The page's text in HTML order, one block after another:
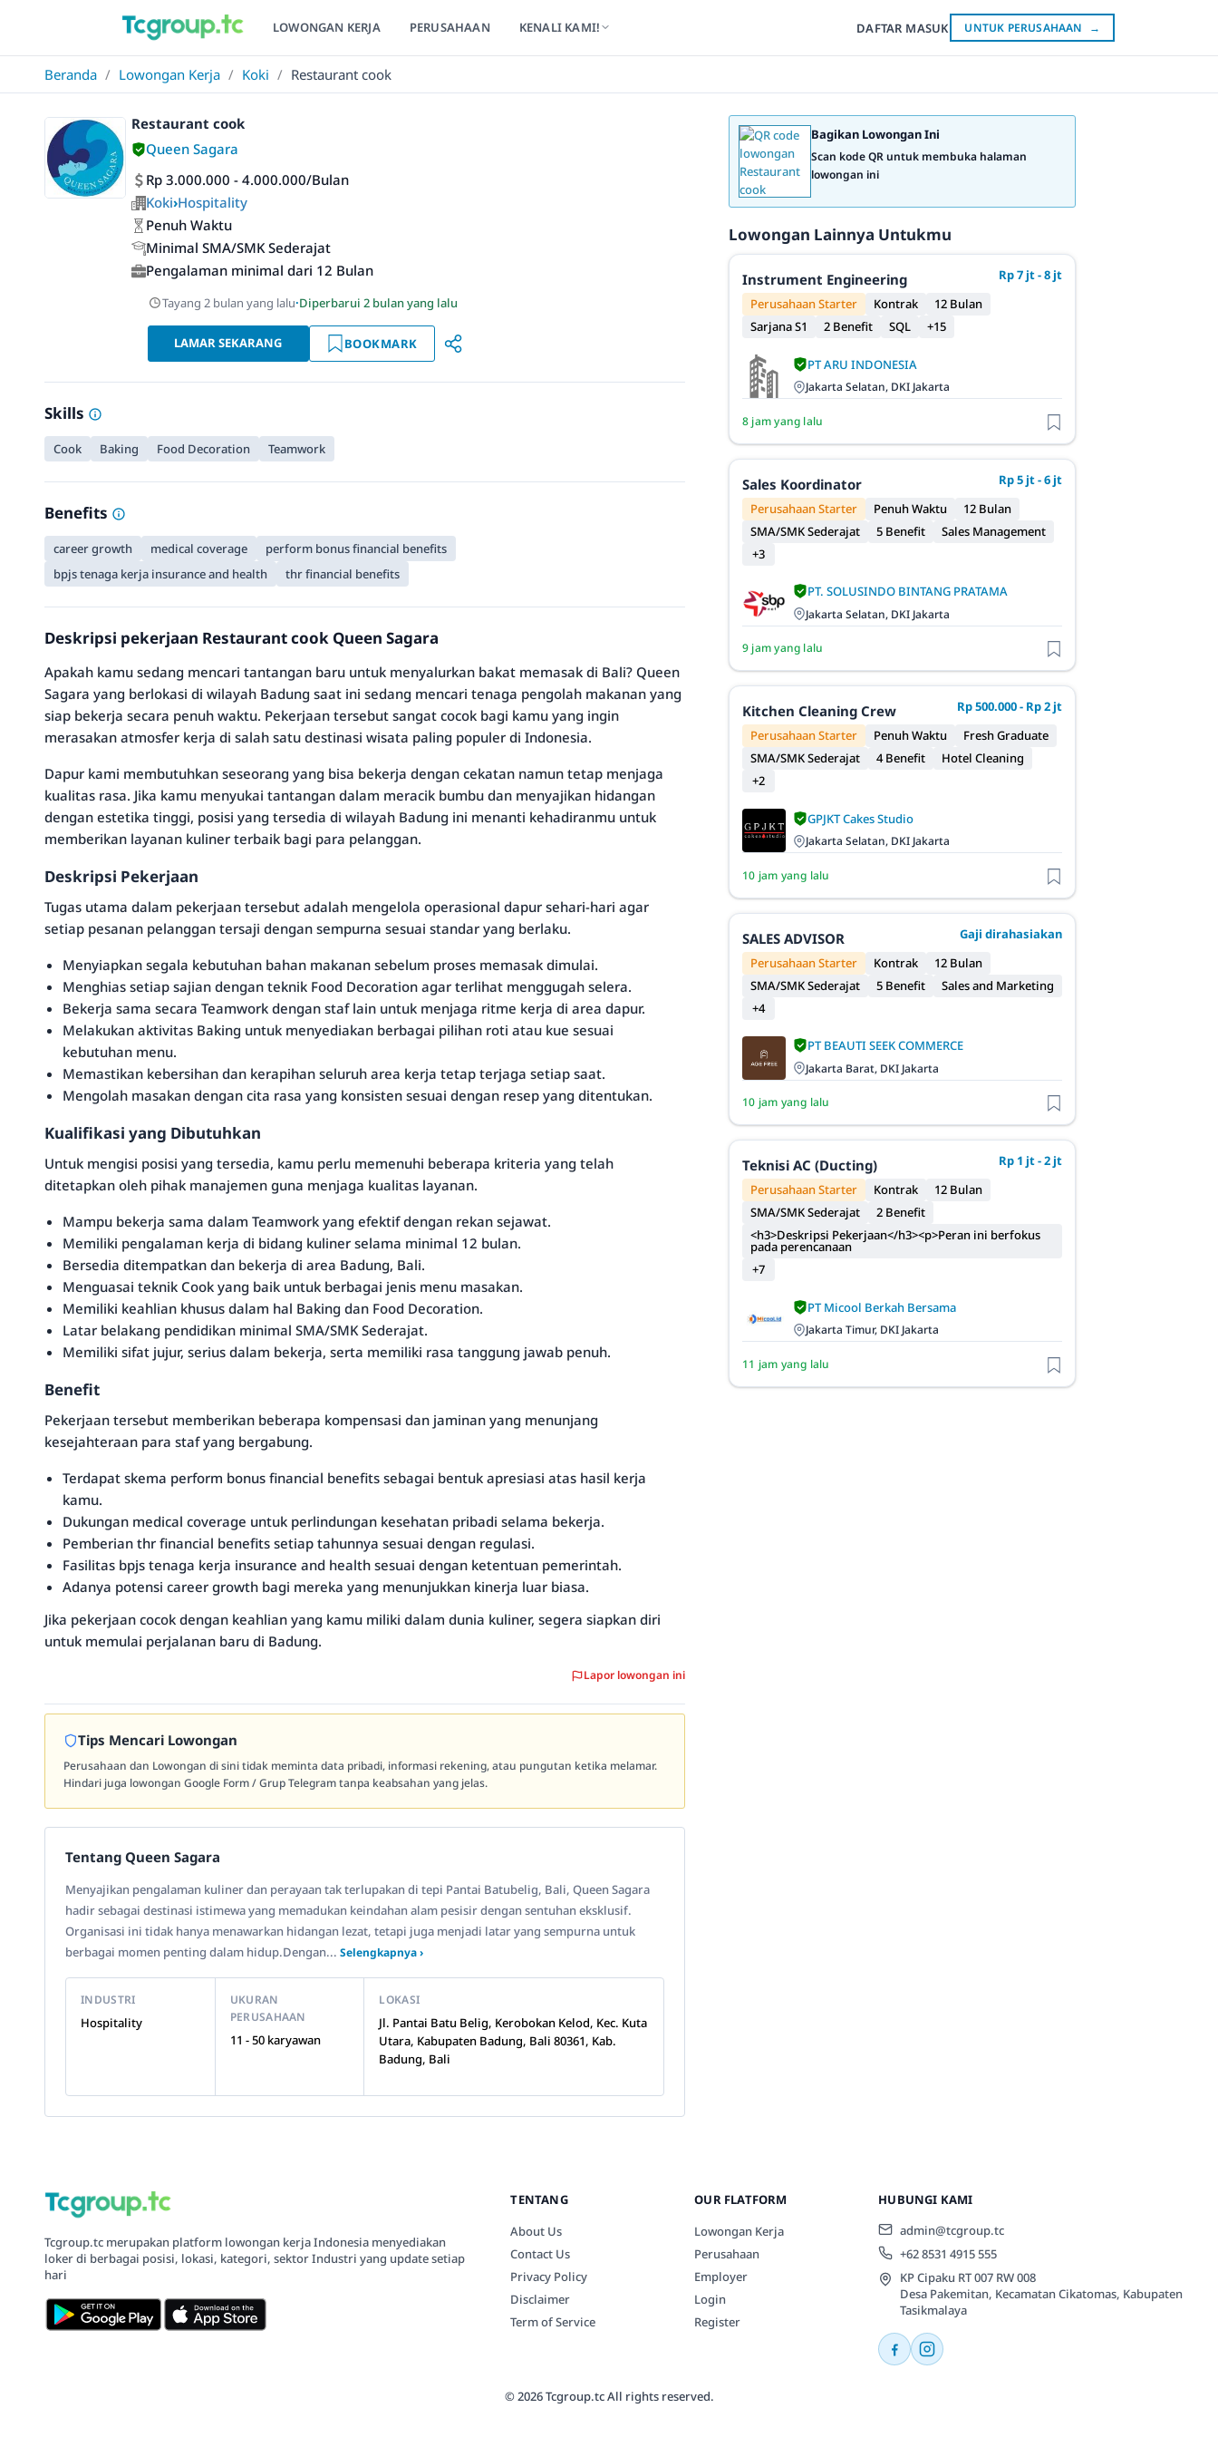
LOWONGAN KERJA PERUSAHAAN KENALI KAMI! DAFTAR MASUK UNTUK PERUSAHAAN →
Beranda / Lowongan Kerja / Koki / Restaurant cook
Restaurant cook
Queen Sagara
Rp 3.000.000 - 4.000.000/Bulan
Koki›Hospitality
Penuh Waktu
Minimal SMA/SMK Sederajat
Pengalaman minimal dari 12 Bulan
Tayang 2 bulan yang lalu·Diperbarui 2 bulan yang lalu
LAMAR SEKARANG BOOKMARK
Skills
Cook Baking Food Decoration Teamwork
Benefits
career growth medical coverage
perform bonus financial benefits
bpjs tenaga kerja insurance and health
thr financial benefits
Deskripsi pekerjaan Restaurant cook Queen Sagara
Apakah kamu sedang mencari tantangan baru untuk menyalurkan bakat memasak di Bali? Queen
Sagara yang berlokasi di wilayah Badung saat ini sedang mencari tenaga pengolah makanan yang
siap bekerja secara penuh waktu. Pekerjaan tersebut sangat cocok bagi kamu yang ingin
merasakan atmosfer kerja di salah satu destinasi wisata paling populer di Indonesia.
Dapur kami membutuhkan seseorang yang bisa bekerja dengan cekatan namun tetap menjaga
kualitas rasa. Jika kamu menyukai tantangan dalam meracik bumbu dan menyajikan hidangan
dengan estetika tinggi, posisi yang tersedia di wilayah Badung ini menanti kehadiranmu untuk
memberikan layanan kuliner terbaik bagi para pelanggan.
Deskripsi Pekerjaan
Tugas utama dalam pekerjaan tersebut adalah mengelola operasional dapur sehari-hari agar
setiap pesanan pelanggan tersaji dengan sempurna sesuai standar yang berlaku.
Menyiapkan segala kebutuhan bahan makanan sebelum proses memasak dimulai.
Menghias setiap sajian dengan teknik Food Decoration agar terlihat menggugah selera.
Bekerja sama secara Teamwork dengan staf lain untuk menjaga ritme kerja di area dapur.
Melakukan aktivitas Baking untuk menyediakan berbagai pilihan roti atau kue sesuai
kebutuhan menu.
Memastikan kebersihan dan kerapihan seluruh area kerja tetap terjaga setiap saat.
Mengolah masakan dengan cita rasa yang konsisten sesuai dengan resep yang ditentukan.
Kualifikasi yang Dibutuhkan
Untuk mengisi posisi yang tersedia, kamu perlu memenuhi beberapa kriteria yang telah
ditetapkan oleh pihak manajemen guna menjaga kualitas layanan.
Mampu bekerja sama dalam Teamwork yang efektif dengan rekan sejawat.
Memiliki pengalaman kerja di bidang kuliner selama minimal 12 bulan.
Bersedia ditempatkan dan bekerja di area Badung, Bali.
Menguasai teknik Cook yang baik untuk berbagai jenis menu masakan.
Memiliki keahlian khusus dalam hal Baking dan Food Decoration.
Latar belakang pendidikan minimal SMA/SMK Sederajat.
Memiliki sifat jujur, serius dalam bekerja, serta memiliki rasa tanggung jawab penuh.
Benefit
Pekerjaan tersebut memberikan beberapa kompensasi dan jaminan yang menunjang
kesejahteraan para staf yang bergabung.
Terdapat skema perform bonus financial benefits sebagai bentuk apresiasi atas hasil kerja
kamu.
Dukungan medical coverage untuk perlindungan kesehatan pribadi selama bekerja.
Pemberian thr financial benefits setiap tahunnya sesuai dengan regulasi.
Fasilitas bpjs tenaga kerja insurance and health sesuai dengan ketentuan pemerintah.
Adanya potensi career growth bagi mereka yang menunjukkan kinerja luar biasa.
Jika pekerjaan cocok dengan keahlian yang kamu miliki dalam dunia kuliner, segera siapkan diri
untuk memulai perjalanan baru di Badung.
Lapor lowongan ini
Tips Mencari Lowongan
Perusahaan dan Lowongan di sini tidak meminta data pribadi, informasi rekening, atau pungutan ketika melamar.
Hindari juga lowongan Google Form / Grup Telegram tanpa keabsahan yang jelas.
Tentang Queen Sagara
Menyajikan pengalaman kuliner dan perayaan tak terlupakan di tepi Pantai Batubelig, Bali, Queen Sagara
hadir sebagai destinasi istimewa yang memadukan keindahan alam pesisir dengan sentuhan eksklusif.
Organisasi ini tidak hanya menawarkan hidangan lezat, tetapi juga menjadi latar yang sempurna untuk
berbagai momen penting dalam hidup.Dengan... Selengkapnya ›
INDUSTRI
Hospitality
UKURAN
PERUSAHAAN
11 - 50 karyawan
LOKASI
Jl. Pantai Batu Belig, Kerobokan Kelod, Kec. Kuta
Utara, Kabupaten Badung, Bali 80361, Kab.
Badung, Bali
Bagikan Lowongan Ini
Scan kode QR untuk membuka halaman
lowongan ini
Lowongan Lainnya Untukmu
Instrument Engineering
Rp 7 jt - 8 jt
Perusahaan Starter
Kontrak
12 Bulan
Sarjana S1
2 Benefit SQL +15
PT ARU INDONESIA
Jakarta Selatan, DKI Jakarta
8 jam yang lalu
Sales Koordinator
Rp 5 jt - 6 jt
Perusahaan Starter
Penuh Waktu
12 Bulan
SMA/SMK Sederajat
5 Benefit
Sales Management
+3
PT. SOLUSINDO BINTANG PRATAMA
Jakarta Selatan, DKI Jakarta
9 jam yang lalu
Kitchen Cleaning Crew
Rp 500.000 - Rp 2 jt
Perusahaan Starter
Penuh Waktu
Fresh Graduate
SMA/SMK Sederajat
4 Benefit
Hotel Cleaning
+2
GPJKT Cakes Studio
Jakarta Selatan, DKI Jakarta
10 jam yang lalu
SALES ADVISOR
Gaji dirahasiakan
Perusahaan Starter
Kontrak
12 Bulan
SMA/SMK Sederajat
5 Benefit
Sales and Marketing
+4
PT BEAUTI SEEK COMMERCE
Jakarta Barat, DKI Jakarta
10 jam yang lalu
Teknisi AC (Ducting)
Rp 1 jt - 2 jt
Perusahaan Starter
Kontrak
12 Bulan
SMA/SMK Sederajat
2 Benefit
<h3>Deskripsi Pekerjaan</h3><p>Peran ini berfokus
pada perencanaan
+7
PT Micool Berkah Bersama
Jakarta Timur, DKI Jakarta
11 jam yang lalu
Tcgroup.tc merupakan platform lowongan kerja Indonesia menyediakan
loker di berbagai posisi, lokasi, kategori, sektor Industri yang update setiap
hari
TENTANG
About Us
Contact Us
Privacy Policy
Disclaimer
Term of Service
OUR FLATFORM
Lowongan Kerja
Perusahaan
Employer
Login
Register
HUBUNGI KAMI
admin@tcgroup.tc
+62 8531 4915 555
KP Cipaku RT 007 RW 008
Desa Pakemitan, Kecamatan Cikatomas, Kabupaten
Tasikmalaya
© 2026 Tcgroup.tc All rights reserved.